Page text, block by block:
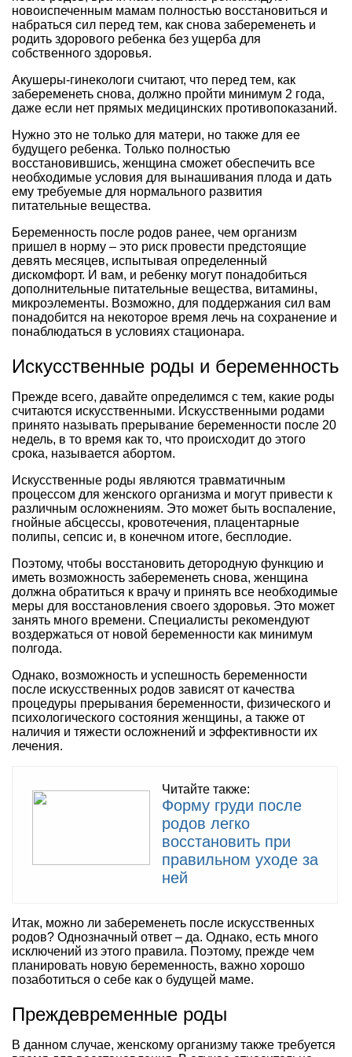
новоиспеченным мамам полностью восстановиться и
набраться сил перед тем, как снова забеременеть и
родить здорового ребенка без ущерба для
собственного здоровья.
Акушеры-гинекологи считают, что перед тем, как
забеременеть снова, должно пройти минимум 2 года,
даже если нет прямых медицинских противопоказаний.
Нужно это не только для матери, но также для ее
будущего ребенка. Только полностью
восстановившись, женщина сможет обеспечить все
необходимые условия для вынашивания плода и дать
ему требуемые для нормального развития
питательные вещества.
Беременность после родов ранее, чем организм
пришел в норму – это риск провести предстоящие
девять месяцев, испытывая определенный
дискомфорт. И вам, и ребенку могут понадобиться
дополнительные питательные вещества, витамины,
микроэлементы. Возможно, для поддержания сил вам
понадобится на некоторое время лечь на сохранение и
понаблюдаться в условиях стационара.
Искусственные роды и беременность
Прежде всего, давайте определимся с тем, какие роды
считаются искусственными. Искусственными родами
принято называть прерывание беременности после 20
недель, в то время как то, что происходит до этого
срока, называется абортом.
Искусственные роды являются травматичным
процессом для женского организма и могут привести к
различным осложнениям. Это может быть воспаление,
гнойные абсцессы, кровотечения, плацентарные
полипы, сепсис и, в конечном итоге, бесплодие.
Поэтому, чтобы восстановить детородную функцию и
иметь возможность забеременеть снова, женщина
должна обратиться к врачу и принять все необходимые
меры для восстановления своего здоровья. Это может
занять много времени. Специалисты рекомендуют
воздержаться от новой беременности как минимум
полгода.
Однако, возможность и успешность беременности
после искусственных родов зависят от качества
процедуры прерывания беременности, физического и
психологического состояния женщины, а также от
наличия и тяжести осложнений и эффективности их
лечения.
Читайте также:
Форму груди после
родов легко
восстановить при
правильном уходе за
ней
Итак, можно ли забеременеть после искусственных
родов? Однозначный ответ – да. Однако, есть много
исключений из этого правила. Поэтому, прежде чем
планировать новую беременность, важно хорошо
позаботиться о себе как о будущей маме.
Преждевременные роды
В данном случае, женскому организму также требуется